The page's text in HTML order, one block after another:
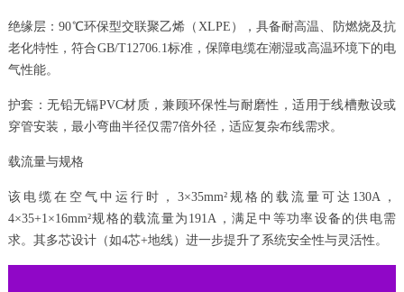
绝缘层：90℃环保型交联聚乙烯（XLPE），具备耐高温、防燃烧及抗
老化特性，符合GB/T12706.1标准，保障电缆在潮湿或高温环境下的电
气性能。
护套：无铅无镉PVC材质，兼顾环保性与耐磨性，适用于线槽敷设或
穿管安装，最小弯曲半径仅需7倍外径，适应复杂布线需求。
载流量与规格
该电缆在空气中运行时，3×35mm²规格的载流量可达130A，
4×35+1×16mm²规格的载流量为191A，满足中等功率设备的供电需
求。其多芯设计（如4芯+地线）进一步提升了系统安全性与灵活性。